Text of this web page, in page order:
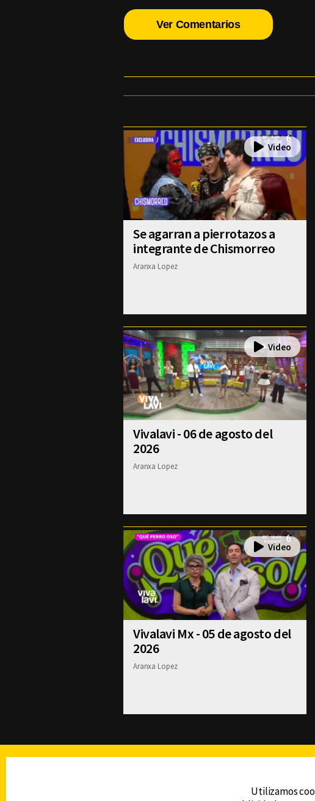
Ver Comentarios
Se agarran a pierrotazos a
integrante de Chismorreo
Aranxa Lopez
Vivalavi - 06 de agosto del
2026
Aranxa Lopez
Vivalavi Mx - 05 de agosto del
2026
Aranxa Lopez
Utilizamos